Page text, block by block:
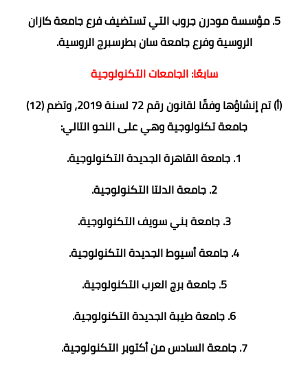
5. مؤسسة مودرن جروب التي تستضيف فرع جامعة كازان
الروسية وفرع جامعة سان بطرسبرج الروسية.
سابعًا: الجامعات التكنولوجية
(أ) تم إنشاؤها وفقًا لقانون رقم 72 لسنة 2019، وتضم (12)
جامعة تكنولوجية وهي على النحو التالي:
1. جامعة القاهرة الجديدة التكنولوجية.
2. جامعة الدلتا التكنولوجية.
3. جامعة بني سويف التكنولوجية.
4. جامعة أسيوط الجديدة التكنولوجية.
5. جامعة برج العرب التكنولوجية.
6. جامعة طيبة الجديدة التكنولوجية.
7. جامعة السادس من أكتوبر التكنولوجية.